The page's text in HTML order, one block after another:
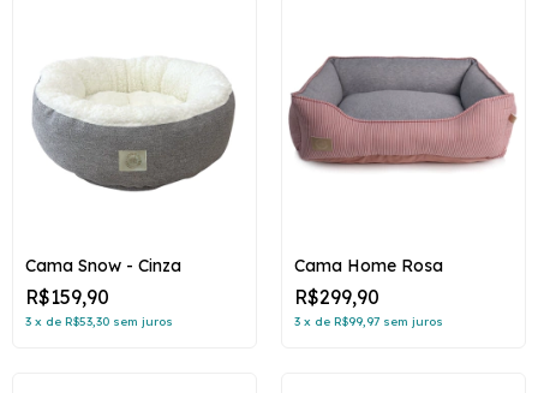
Cama Snow - Cinza
R$159,90
3 x de R$53,30 sem juros
Cama Home Rosa
R$299,90
3 x de R$99,97 sem juros